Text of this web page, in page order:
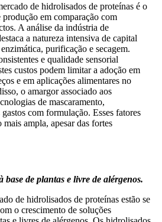
de hidrolisados ​​de proteínas é o
em comparação com
A análise da indústria de
a natureza intensiva de capital
purificação e secagem.
e qualidade sensorial
custos podem limitar a adoção em
e em aplicações alimentares no
o amargor associado aos
de mascaramento,
com formulação. Esses fatores
ampla, apesar das fortes
de plantas e livre de alérgenos.
de hidrolisados ​​de proteínas estão se
o crescimento de soluções